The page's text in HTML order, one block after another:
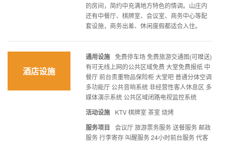
的房间，简约中充满地方特色的情调。山庄内
还有中餐厅、棋牌室、会议室、商务中心等配
套设施，商务出差、休闲度假都适合入住。
酒店设施
通用设施 免费停车场 免费旅游交通图(可赠送)
有可无线上网的公共区域免费 大堂免费报纸 中
餐厅 前台贵重物品保险柜 大堂吧 普通分体空调
多功能厅 公共音响系统 非经营性客人休息区 多
媒体演示系统 公共区域闭路电视监控系统
活动设施 KTV 棋牌室 茶室 烧烤
服务项目
会议厅 旅游票务服务 送餐服务 邮政
服务 行李寄存 叫醒服务 24小时前台服务 代客